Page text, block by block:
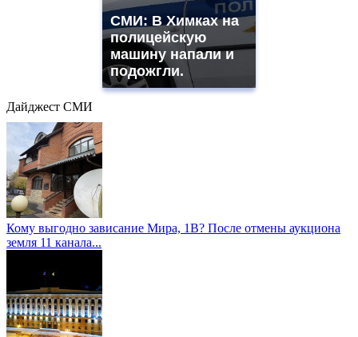
СМИ: В Химках на
полицейскую
машину напали и
подожгли.
Дайджест СМИ
Кому выгодно зависание Мира, 1В? После отмены аукциона
земля 11 канала...